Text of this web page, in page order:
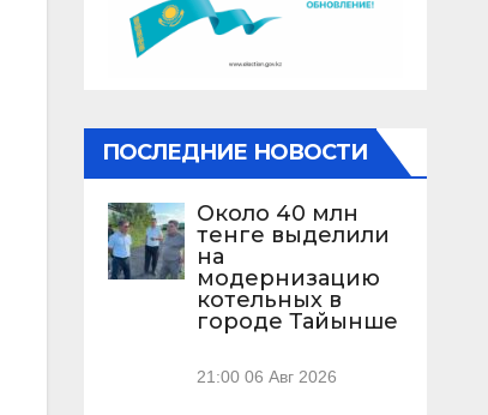
ПОСЛЕДНИЕ НОВОСТИ
Около 40 млн
тенге выделили
на
модернизацию
котельных в
городе Тайынше
21:00 06 Авг 2026